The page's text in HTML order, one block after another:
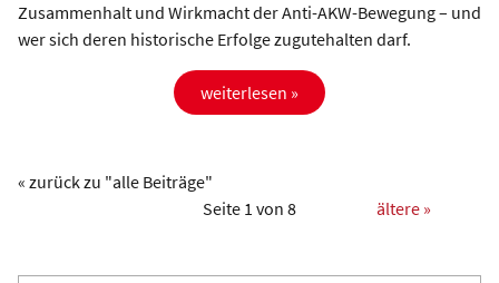
Zusammenhalt und Wirkmacht der Anti-AKW-Bewegung – und
wer sich deren historische Erfolge zugutehalten darf.
weiterlesen »
« zurück zu "alle Beiträge"
Seite 1 von 8
ältere »